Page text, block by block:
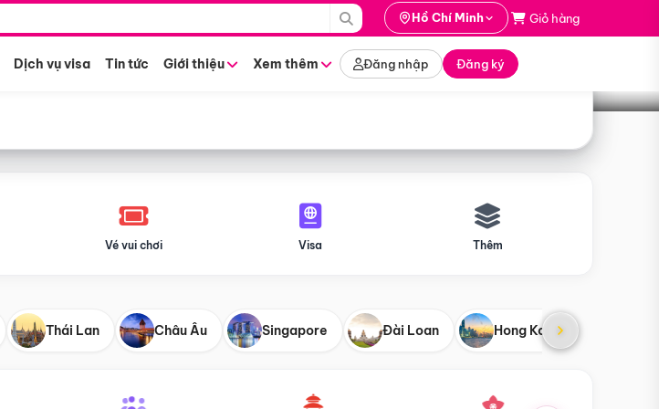
Hồ Chí Minh Giỏ hàng
Dịch vụ visa Tin tức Giới thiệu Xem thêm Đăng nhập Đăng ký
Tìm tour
Vé vui chơi Visa Thêm
Thái Lan Châu Âu Singapore Đài Loan Hong Kong